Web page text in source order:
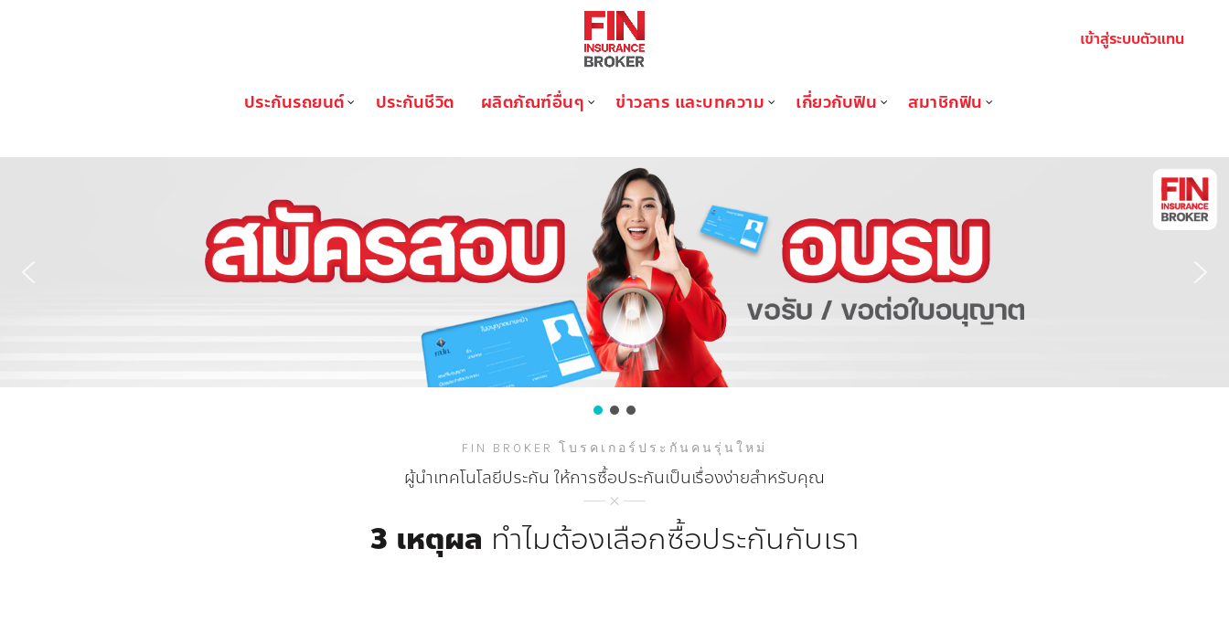
เข้าสู่ระบบตัวแทน
ประกันรถยนต์ ประกันชีวิต ผลิตภัณฑ์อื่นๆ ข่าวสาร และบทความ เกี่ยวกับฟิน สมาชิกฟิน
FIN BROKER โบรคเกอร์ประกันคนรุ่นใหม่
ผู้นำเทคโนโลยีประกัน ให้การซื้อประกันเป็นเรื่องง่ายสำหรับคุณ
3 เหตุผล ทำไมต้องเลือกซื้อประกันกับเรา